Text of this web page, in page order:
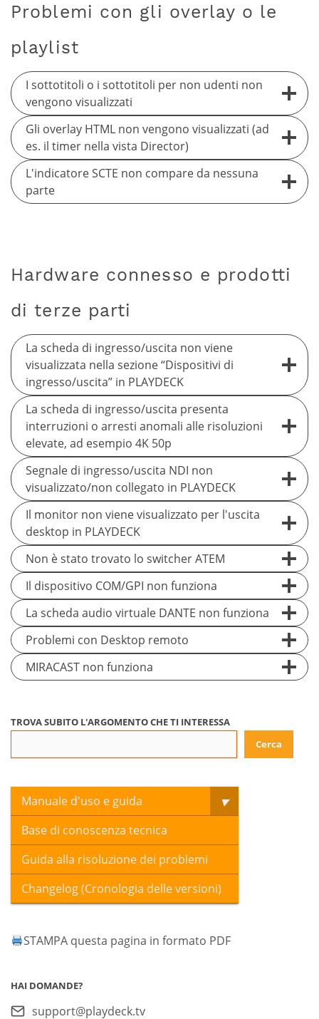
Problemi con gli overlay o le
playlist
I sottotitoli o i sottotitoli per non udenti non
vengono visualizzati
Gli overlay HTML non vengono visualizzati (ad
es. il timer nella vista Director)
L'indicatore SCTE non compare da nessuna
parte
Hardware connesso e prodotti
di terze parti
La scheda di ingresso/uscita non viene
visualizzata nella sezione “Dispositivi di
ingresso/uscita” in PLAYDECK
La scheda di ingresso/uscita presenta
interruzioni o arresti anomali alle risoluzioni
elevate, ad esempio 4K 50p
Segnale di ingresso/uscita NDI non
visualizzato/non collegato in PLAYDECK
Il monitor non viene visualizzato per l'uscita
desktop in PLAYDECK
Non è stato trovato lo switcher ATEM
Il dispositivo COM/GPI non funziona
La scheda audio virtuale DANTE non funziona
Problemi con Desktop remoto
MIRACAST non funziona
TROVA SUBITO L'ARGOMENTO CHE TI INTERESSA
Cerca
Manuale d'uso e guida
Base di conoscenza tecnica
Guida alla risoluzione dei problemi
Changelog (Cronologia delle versioni)
STAMPA questa pagina in formato PDF
HAI DOMANDE?
support@playdeck.tv